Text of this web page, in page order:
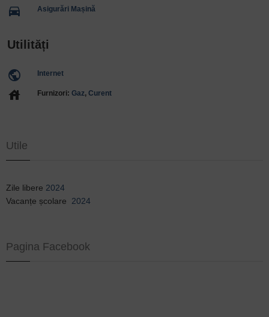
directions_car Asigurări Mașină
Utilități
public Internet
house Furnizori: Gaz, Curent
Utile
Zile libere 2024
Vacanțe școlare 2024
Pagina Facebook